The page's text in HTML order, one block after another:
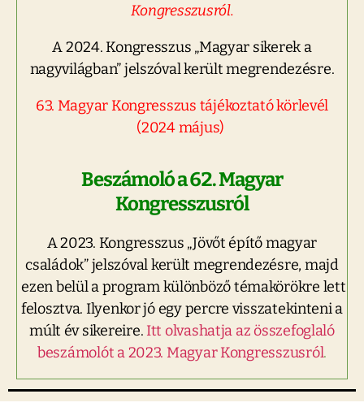
Kongresszusról.
A 2024. Kongresszus „Magyar sikerek a
nagyvilágban” jelszóval került megrendezésre.
63. Magyar Kongresszus tájékoztató körlevél
(2024 május)
Beszámoló a 62. Magyar
Kongresszusról
A 2023. Kongresszus „Jövőt építő magyar
családok” jelszóval került megrendezésre, majd
ezen belül a program különböző témakörökre lett
felosztva. Ilyenkor jó egy percre visszatekinteni a
múlt év sikereire. Itt olvashatja az összefoglaló
beszámolót a 2023. Magyar Kongresszusról.